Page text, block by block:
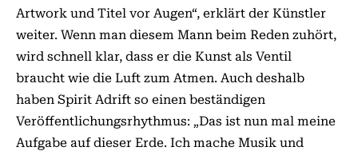
Artwork und Titel vor Augen“, erklärt der Künstler
weiter. Wenn man diesem Mann beim Reden zuhört,
wird schnell klar, dass er die Kunst als Ventil
braucht wie die Luft zum Atmen. Auch deshalb
haben Spirit Adrift so einen beständigen
Veröffentlichungsrhythmus: „Das ist nun mal meine
Aufgabe auf dieser Erde. Ich mache Musik und